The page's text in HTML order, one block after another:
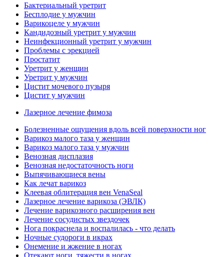
Бактериальный уретрит
Бесплодие у мужчин
Варикоцеле у мужчин
Кандидозный уретрит у мужчин
Неинфекционный уретрит у мужчин
Проблемы с эрекцией
Простатит
Уретрит у женщин
Уретрит у мужчин
Цистит мочевого пузыря
Цистит у мужчин
Лазерное лечение фимоза
Болезненные ощущения вдоль всей поверхности ног
Варикоз малого таза у женщин
Варикоз малого таза у мужчин
Венозная дисплазия
Венозная недостаточность ноги
Выпячивающиеся вены
Как лечат варикоз
Клеевая облитерация вен VenaSeal
Лазерное лечение варикоза (ЭВЛК)
Лечение варикозного расширения вен
Лечение сосудистых звездочек
Нога покраснела и воспалилась - что делать
Ночные судороги в икрах
Онемение и жжение в ногах
Отекают ноги, тяжести в ногах